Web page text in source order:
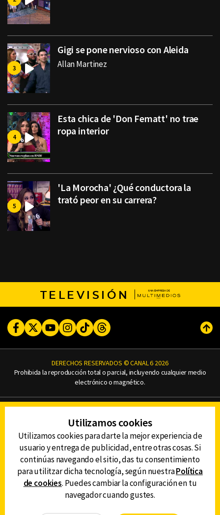
Gigi se pone nervioso con Aleida
Allan Martinez
Esta chica de 'Don Fematt' no trae
ropa interior
'La Morocha' ¿Qué conductora la
trató peor en su carrera?
TELEVISIÓN
FacebookTwitterYoutubeInstagram
TikTokThreads
DERECHOS RESERVADOS © CANAL 6 2026
Prohibida la reproducción total o parcial, incluyendo cualquier medio
electrónico o magnético.
AVISO DE PRIVACIDAD
AVISO LEGAL
DEFENSORÍA DE LAS AUDIENCIAS
DESCARGA LA APP DE CANAL 6
Utilizamos cookies
Utilizamos cookies para darte la mejor experiencia de
usuario y entrega de publicidad, entre otras cosas. Si
continúas navegando el sitio, das tu consentimiento
para utilitzar dicha tecnología, según nuestraPolítica
de cookies. Puedes cambiar la configuración en tu
navegador cuando gustes.